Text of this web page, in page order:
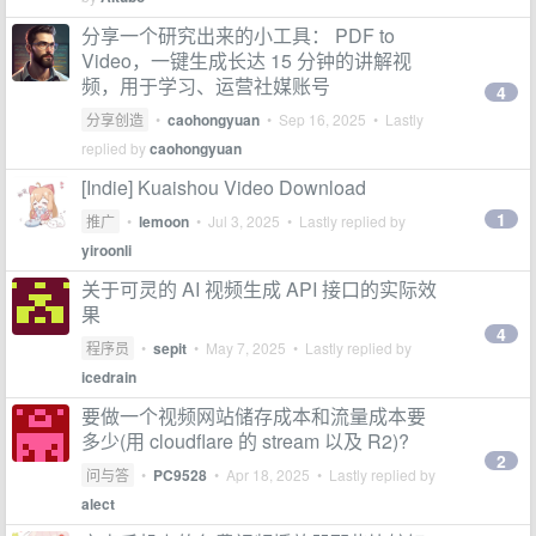
分享一个研究出来的小工具： PDF to
Video，一键生成长达 15 分钟的讲解视
频，用于学习、运营社媒账号
分享创造 • caohongyuan • Sep 16, 2025 • Lastly
replied bycaohongyuan
4
[Indie] Kuaishou Video Download
推广 • lemoon • Jul 3, 2025 • Lastly replied by
yiroonli
1
关于可灵的 AI 视频生成 API 接口的实际效
果
程序员 • sepit • May 7, 2025 • Lastly replied by
icedrain
4
要做一个视频网站储存成本和流量成本要
多少(用 cloudflare 的 stream 以及 R2)?
问与答 • PC9528 • Apr 18, 2025 • Lastly replied by
alect
2